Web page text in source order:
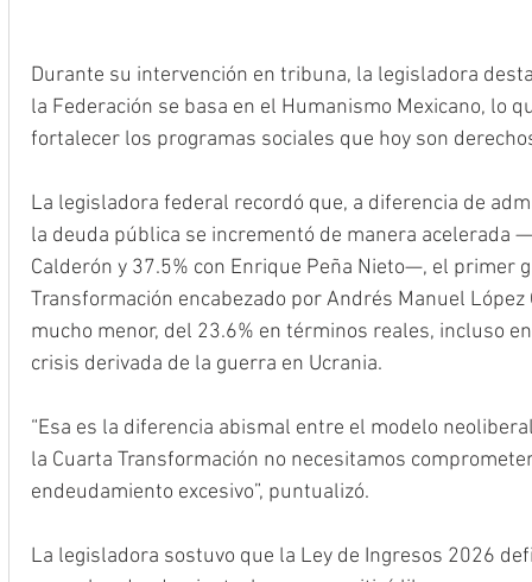
Durante su intervención en tribuna, la legisladora
la Federación se basa en el Humanismo Mexicano, lo
fortalecer los programas sociales que hoy son
La legisladora federal recordó que, a diferencia de
la deuda pública se incrementó de manera acelerada
Calderón y 37.5% con Enrique Peña Nieto—, el primer
Transformación encabezado por Andrés Manuel
mucho menor, del 23.6% en términos reales, incluso
crisis derivada de la guerra en Ucrania.
“Esa es la diferencia abismal entre el modelo
la Cuarta Transformación no necesitamos
endeudamiento excesivo”, puntualizó.
La legisladora sostuvo que la Ley de Ingresos 2026